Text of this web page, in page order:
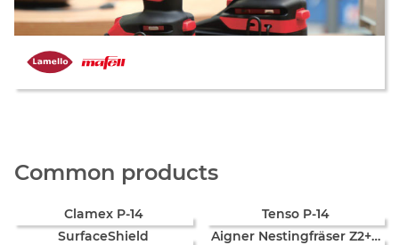
Common products
Clamex P-14
Tenso P-14
SurfaceShield
Aigner Nestingfräser Z2+2 "C442"